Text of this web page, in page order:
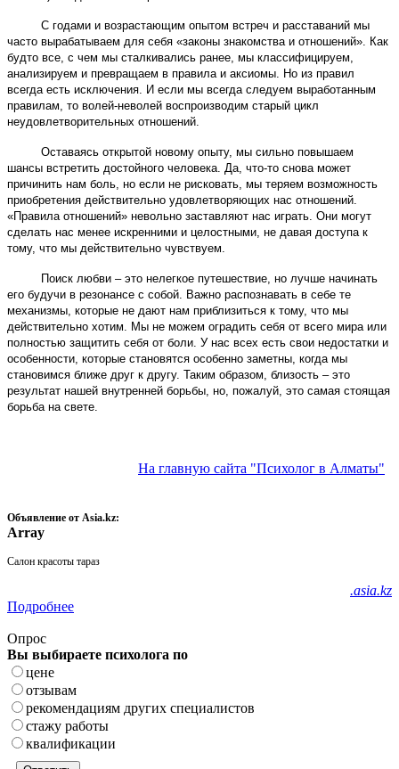
С годами и возрастающим опытом встреч и расставаний мы
часто вырабатываем для себя «законы знакомства и отношений». Как
будто все, с чем мы сталкивались ранее, мы классифицируем,
анализируем и превращаем в правила и аксиомы. Но из правил
всегда есть исключения. И если мы всегда следуем выработанным
правилам, то волей-неволей воспроизводим старый цикл
неудовлетворительных отношений.
Оставаясь открытой новому опыту, мы сильно повышаем
шансы встретить достойного человека. Да, что-то снова может
причинить нам боль, но если не рисковать, мы теряем возможность
приобретения действительно удовлетворяющих нас отношений.
«Правила отношений» невольно заставляют нас играть. Они могут
сделать нас менее искренними и целостными, не давая доступа к
тому, что мы действительно чувствуем.
Поиск любви – это нелегкое путешествие, но лучше начинать
его будучи в резонансе с собой. Важно распознавать в себе те
механизмы, которые не дают нам приблизиться к тому, что мы
действительно хотим. Мы не можем оградить себя от всего мира или
полностью защитить себя от боли. У нас всех есть свои недостатки и
особенности, которые становятся особенно заметны, когда мы
становимся ближе друг к другу. Таким образом, близость – это
результат нашей внутренней борьбы, но, пожалуй, это самая стоящая
борьба на свете.
На главную сайта "Психолог в Алматы"
Объявление от Asia.kz:
Array
Салон красоты тараз
.asia.kz
Подробнее
Опрос
Вы выбираете психолога по
цене
отзывам
рекомендациям других специалистов
стажу работы
квалификации